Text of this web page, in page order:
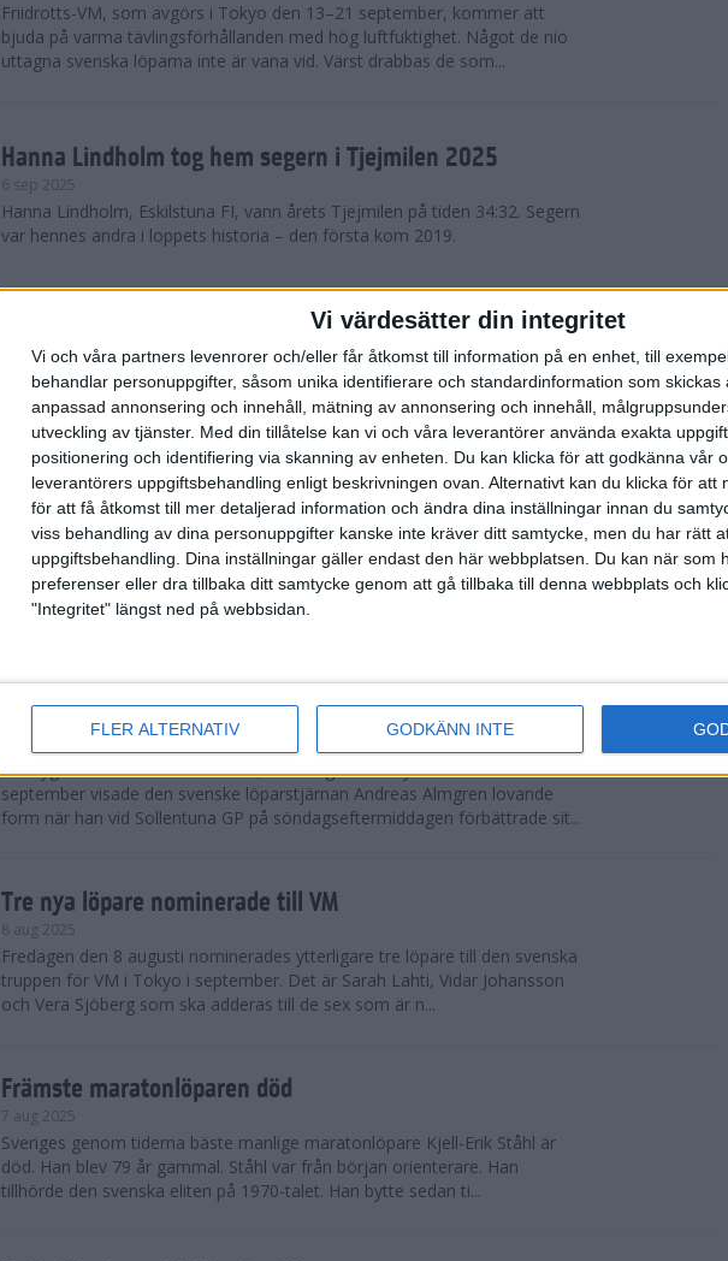
Vi värdesätter din integritet
Vi och våra partners levenrorer och/eller får åtkomst till information på en enhet, till
behandlar personuppgifter, såsom unika identifierare och standardinformation som skickas
anpassad annonsering och innehåll, mätning av annonsering och innehåll,
utveckling av tjänster. Med din tillåtelse kan vi och våra leverantörer använda exakta
positionering och identifiering via skanning av enheten. Du kan klicka för att godkänna vår
leverantörers uppgiftsbehandling enligt beskrivningen ovan. Alternativt kan du klicka för att
för att få åtkomst till mer detaljerad information och ändra dina inställningar innan du
viss behandling av dina personuppgifter kanske inte kräver ditt samtycke, men du har rätt
uppgiftsbehandling. Dina inställningar gäller endast den här webbplatsen. Du kan när som
preferenser eller dra tillbaka ditt samtycke genom att gå tillbaka till denna webbplats och
"Integritet" längst ned på webbsidan.
FLER ALTERNATIV GODKÄNN INTE
Friidrotts-VM, som avgörs i Tokyo den 13–21 september, kommer att
bjuda på varma tävlingsförhållanden med hög luftfuktighet. Något de nio
uttagna svenska löparna inte är vana vid. Värst drabbas de som...
Hanna Lindholm tog hem segern i Tjejmilen 2025
6 sep 2025
Hanna Lindholm, Eskilstuna FI, vann årets Tjejmilen på tiden 34:32. Segern
var hennes andra i loppets historia – den första kom 2019.
Snabbaste segertiden på 12 år i rekordstort adidas
Stockholm Halvmaraton
30 aug 2025
Ett slutsålt och rekordstort adidas Stockholm Halvmaraton avgjordes i
nästintill perfekt löparväder. 18 grader, mulet och väldigt lite vind. Totalt
var 19,866 löpare anmälda, varav 15,807 kom till sta...
Löparna viktiga när Sverige vann Finnkampen
26 aug 2025
Den hundrade upplagan av Finnkampen, världens äldsta och största
landskamp i friidrott, avgjordes inför fullsatta läktare på Stockholms
Svenskt rekord när Almgren testade VM-formen
En dryg månad före friidrotts-VM, som avgörs i Tokyo den 13-21
september visade den svenske löparstjärnan Andreas Almgren lovande
form när han vid Sollentuna GP på söndagseftermiddagen förbättrade sit...
Tre nya löpare nominerade till VM
8 aug 2025
Fredagen den 8 augusti nominerades ytterligare tre löpare till den svenska
truppen för VM i Tokyo i september. Det är Sarah Lahti, Vidar Johansson
och Vera Sjöberg som ska adderas till de sex som är n...
Främste maratonlöparen död
7 aug 2025
Sveriges genom tiderna bäste manlige maratonlöpare Kjell-Erik Ståhl är
död. Han blev 79 år gammal. Ståhl var från början orienterare. Han
tillhörde den svenska eliten på 1970-talet. Han bytte sedan ti...